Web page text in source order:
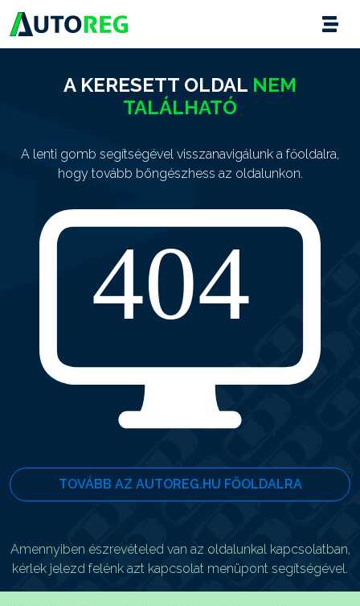
A KERESETT OLDAL NEM
TALÁLHATÓ
A lenti gomb segítségével visszanavigálunk a főoldalra,
hogy tovább böngészhess az oldalunkon.
TOVÁBB AZ AUTOREG.HU FŐOLDALRA
Amennyiben észrevételed van az oldalunkal kapcsolatban,
kérlek jelezd felénk azt kapcsolat menüpont segítségével.